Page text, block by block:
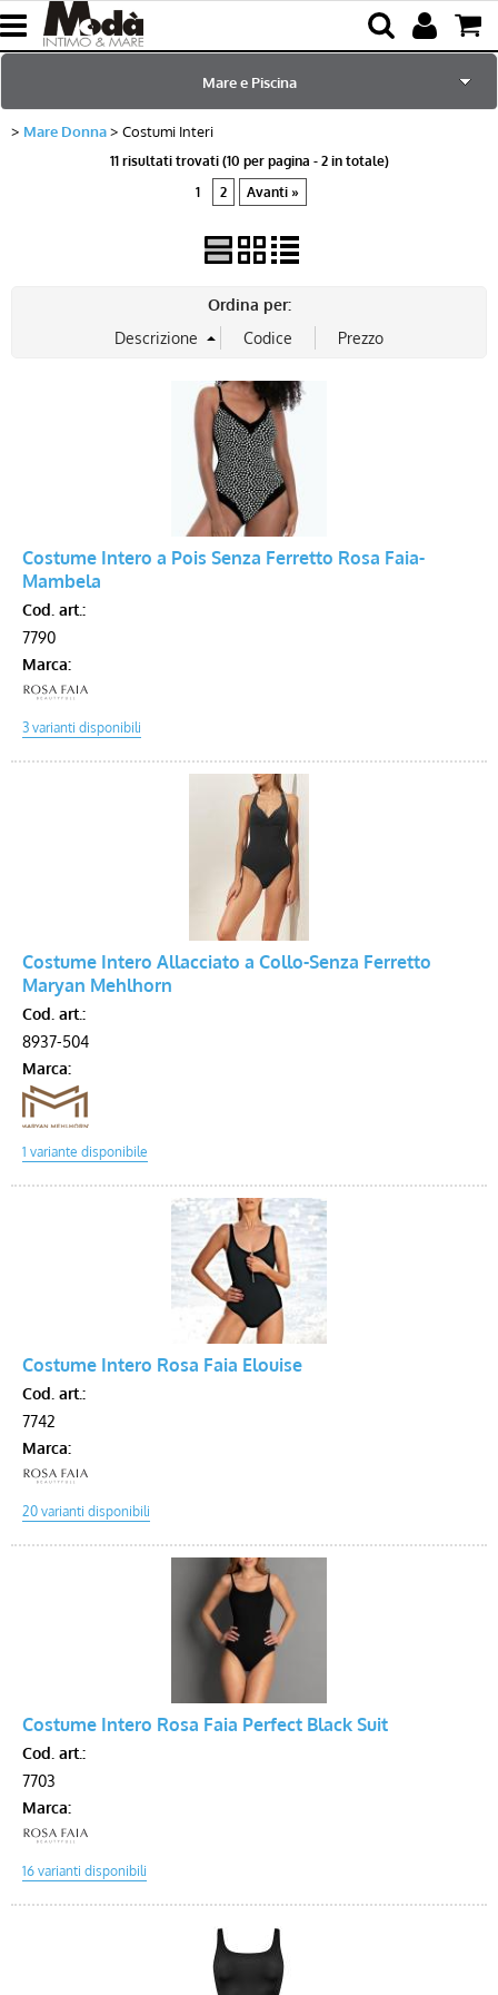
per Lei
per Lui
Sciarpe e Accessori
Mare e Piscina
Abbigliamento
Blog
Voucher
Mare Donna Costumi Interi
11 risultati trovati (10 per pagina - 2 in totale)
1
2 Avanti »
Ordina per:
Costume Intero a Pois Senza Ferretto Rosa Faia-
Mambela
Cod. art.:
7790
Marca:
Costume Intero Allacciato a Collo-Senza Ferretto
Maryan Mehlhorn
Cod. art.:
8937-504
Marca:
Costume Intero Rosa Faia Elouise
Cod. art.:
7742
Marca:
Costume Intero Rosa Faia Perfect Black Suit
Cod. art.:
7703
Marca: